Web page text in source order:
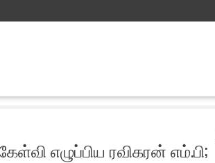
எழுப்பிய ரவிகரன் எம்.பி;